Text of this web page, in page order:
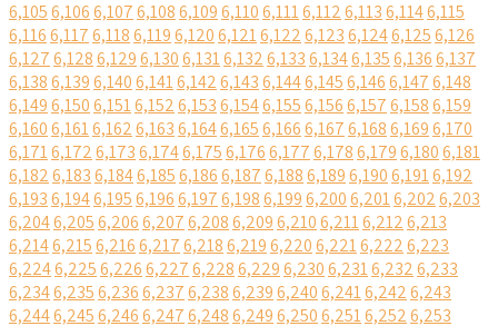
6,1056,1066,1076,1086,1096,1106,1116,1126,1136,1146,115
6,1166,1176,1186,1196,1206,1216,1226,1236,1246,1256,126
6,1276,1286,1296,1306,1316,1326,1336,1346,1356,1366,137
6,1386,1396,1406,1416,1426,1436,1446,1456,1466,1476,148
6,1496,1506,1516,1526,1536,1546,1556,1566,1576,1586,159
6,1606,1616,1626,1636,1646,1656,1666,1676,1686,1696,170
6,1716,1726,1736,1746,1756,1766,1776,1786,1796,1806,181
6,1826,1836,1846,1856,1866,1876,1886,1896,1906,1916,192
6,1936,1946,1956,1966,1976,1986,1996,2006,2016,2026,203
6,2046,2056,2066,2076,2086,2096,2106,2116,2126,213
6,2146,2156,2166,2176,2186,2196,2206,2216,2226,223
6,2246,2256,2266,2276,2286,2296,2306,2316,2326,233
6,2346,2356,2366,2376,2386,2396,2406,2416,2426,243
6,2446,2456,2466,2476,2486,2496,2506,2516,2526,253